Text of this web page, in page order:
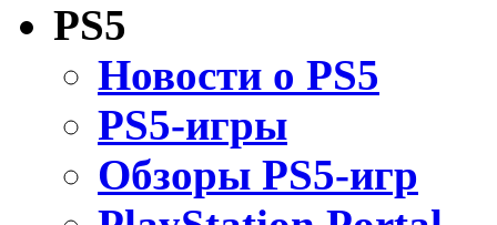
PS5
Новости о PS5
PS5-игры
Обзоры PS5-игр